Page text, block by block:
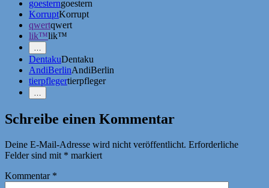
goesterngoestern
KorruptKorrupt
qwertqwert
lik™lik™
…
Erwähnungen
zeigen
DentakuDentaku
AndiBerlinAndiBerlin
tierpflegertierpfleger
…
Erwähnungen
Schreibe einen Kommentar
Deine E-Mail-Adresse wird nicht veröffentlicht. Erforderliche
Felder sind mit * markiert
Kommentar *